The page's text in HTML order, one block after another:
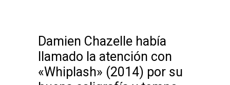
Damien Chazelle había
llamado la atención con
«Whiplash» (2014) por su